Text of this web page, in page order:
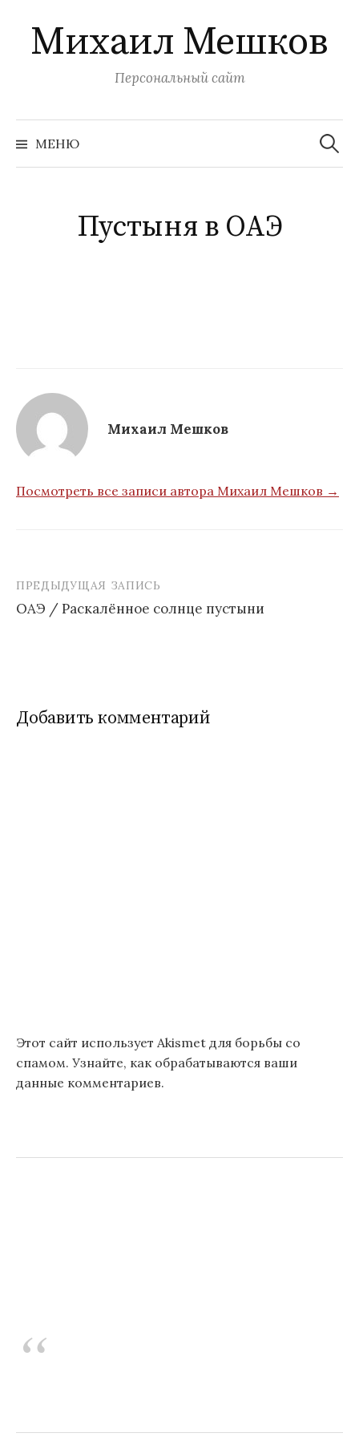
содержимому
Михаил Мешков
Персональный сайт
МЕНЮ
Найти:
Пустыня в ОАЭ
Михаил Мешков
Посмотреть все записи автора Михаил Мешков →
Навигация
по
ПРЕДЫДУЩАЯ ЗАПИСЬ
ОАЭ / Раскалённое солнце пустыни
Добавить комментарий
Этот сайт использует Akismet для борьбы со
спамом. Узнайте, как обрабатываются ваши
данные комментариев.